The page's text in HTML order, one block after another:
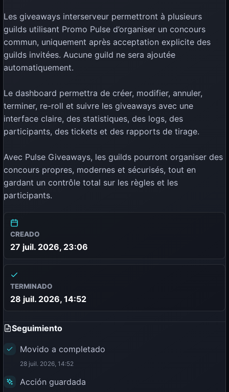
Les giveaways interserveur permettront à plusieurs
guilds utilisant Promo Pulse d’organiser un concours
commun, uniquement après acceptation explicite des
guilds invitées. Aucune guild ne sera ajoutée
automatiquement.
Le dashboard permettra de créer, modifier, annuler,
terminer, re-roll et suivre les giveaways avec une
interface claire, des statistiques, des logs, des
participants, des tickets et des rapports de tirage.
Avec Pulse Giveaways, les guilds pourront organiser des
concours propres, modernes et sécurisés, tout en
gardant un contrôle total sur les règles et les
participants.
CREADO
27 juil. 2026, 23:06
TERMINADO
28 juil. 2026, 14:52
Seguimiento
Movido a completado
28 juil. 2026, 14:52
Acción guardada